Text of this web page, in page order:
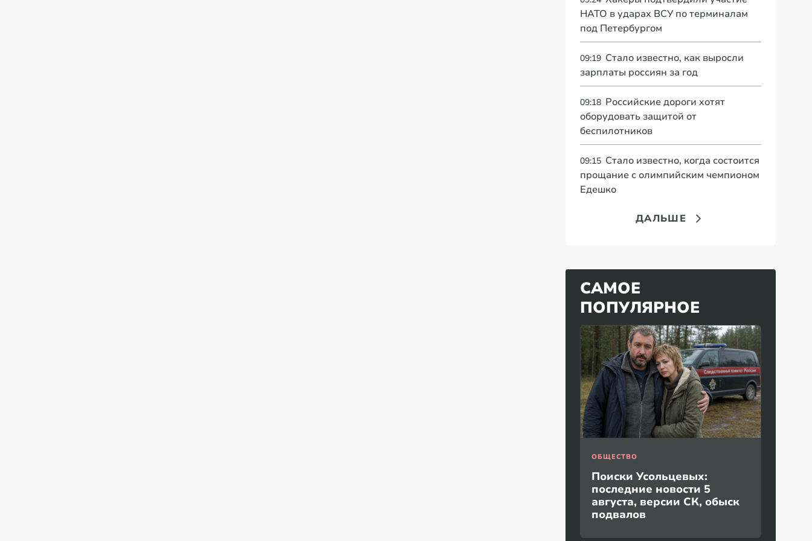
НАТО в ударах ВСУ по терминалам
под Петербургом
09:19 Стало известно, как выросли
зарплаты россиян за год
09:18 Российские дороги хотят
оборудовать защитой от
беспилотников
09:15 Стало известно, когда состоится
прощание с олимпийским чемпионом
Едешко
ДАЛЬШЕ
САМОЕ
ПОПУЛЯРНОЕ
ОБЩЕСТВО
Поиски Усольцевых:
последние новости 5
августа, версии СК, обыск
подвалов